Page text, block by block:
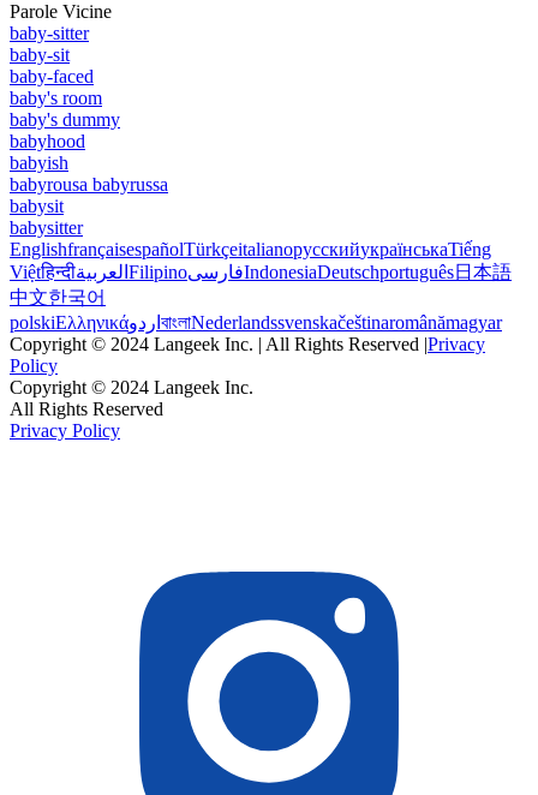
Parole Vicine
baby-sitter
baby-sit
baby-faced
baby's room
baby's dummy
babyhood
babyish
babyrousa babyrussa
babysit
babysitter
EnglishfrançaisespañolTürkçeitalianoрусскийукраїнськаTiếng
Việtहिन्दीالعربية FilipinoفارسیIndonesiaDeutschportuguês日本語
中文한국어
polskiΕλληνικάاردو বাংলাNederlandssvenskačeštinaromânămagyar
Copyright © 2024 Langeek Inc. | All Rights Reserved |Privacy
Policy
Copyright © 2024 Langeek Inc.
All Rights Reserved
Privacy Policy